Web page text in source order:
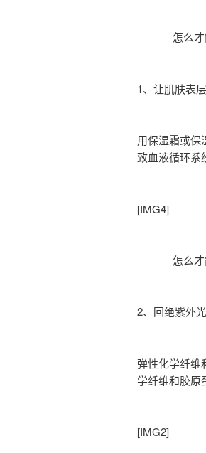
怎么
1、让肌肤表
用保湿霜或保
致血液循环系
[IMG4]
怎么
2、回绝紫外
弹性化学纤维
学纤维和胶原
[IMG2]